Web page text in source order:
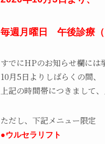
毎週月曜日 午後診療
すでにHPのお知らせ欄には
10月5日よりしばらくの間、
上記の時間帯につきまして
ただし、下記メニュー限定
●ウルセラリフト